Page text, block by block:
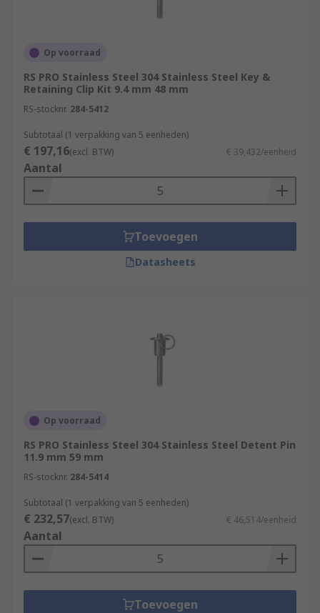
Op voorraad
RS PRO Stainless Steel 304 Stainless Steel Key &
Retaining Clip Kit 9.4 mm 48 mm
RS-stocknr. 284-5412
Subtotaal (1 verpakking van 5 eenheden)
€ 197,16(excl. BTW) € 39,432/eenheid
Aantal
Toevoegen
Datasheets
Op voorraad
RS PRO Stainless Steel 304 Stainless Steel Detent Pin
11.9 mm 59 mm
RS-stocknr. 284-5414
Subtotaal (1 verpakking van 5 eenheden)
€ 232,57(excl. BTW) € 46,514/eenheid
Aantal
Toevoegen